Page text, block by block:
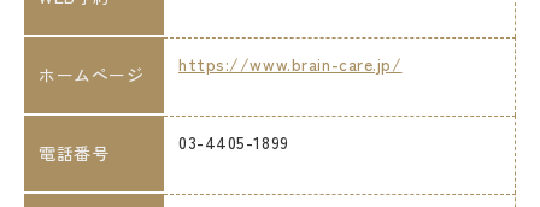
ホームページ https://www.brain-care.jp/
電話番号 03-4405-1899